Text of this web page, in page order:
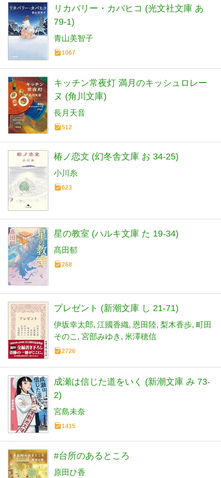
リカバリー・カバヒコ (光文社文庫 あ
79-1)
青山美智子
1067
キッチン常夜灯 満月のキッシュロレー
ヌ (角川文庫)
長月天音
512
椿ノ恋文 (幻冬舎文庫 お 34-25)
小川糸
623
星の教室 (ハルキ文庫 た 19-34)
髙田郁
268
プレゼント (新潮文庫 し 21-71)
伊坂幸太郎 江國香織 恩田陸 梨木香歩 町田
そのこ
宮部みゆき 米澤穂信
2726
成瀬は信じた道をいく (新潮文庫 み 73-
2)
宮島未奈
1415
#台所のあるところ
原田ひ香